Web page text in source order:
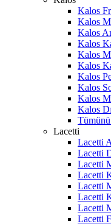
Kalos
Kalos
Kalos
Kalos
Kalos
Kalos
Kalos
Kalos
Kalos
Kalos
Lacetti
Lacetti
Lacetti
Lacetti
Lacetti
Lacetti
Lacetti
Lacetti
Lacetti